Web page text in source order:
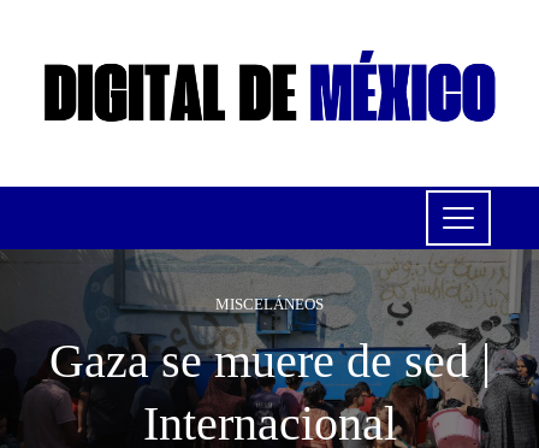
MISCELÁNEOS
Gaza se muere de sed |
Internacional